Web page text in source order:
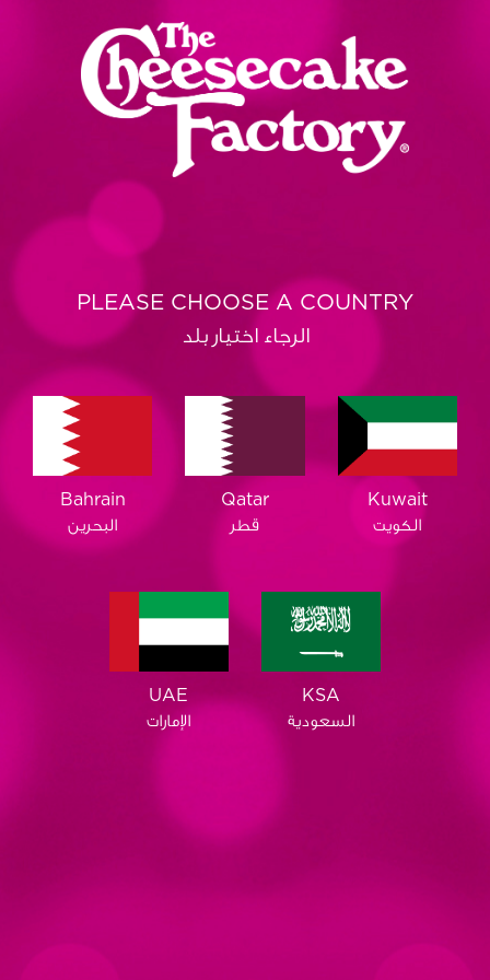
PLEASE CHOOSE A COUNTRY
الرجاء اختيار بلد
Bahrain
البحرين
Qatar
قطر
Kuwait
الكويت
UAE
الإمارات
KSA
السعودية